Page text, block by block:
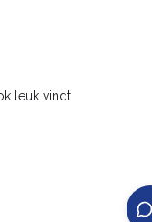
leuk vindt